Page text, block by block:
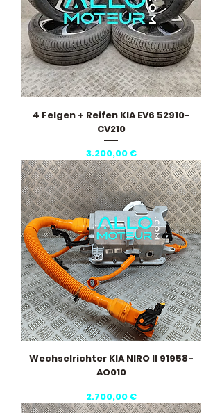
4 Felgen + Reifen KIA EV6 52910-
CV210
Preis
3.200,00 €
Wechselrichter KIA NIRO II 91958-
AO010
Preis
2.700,00 €